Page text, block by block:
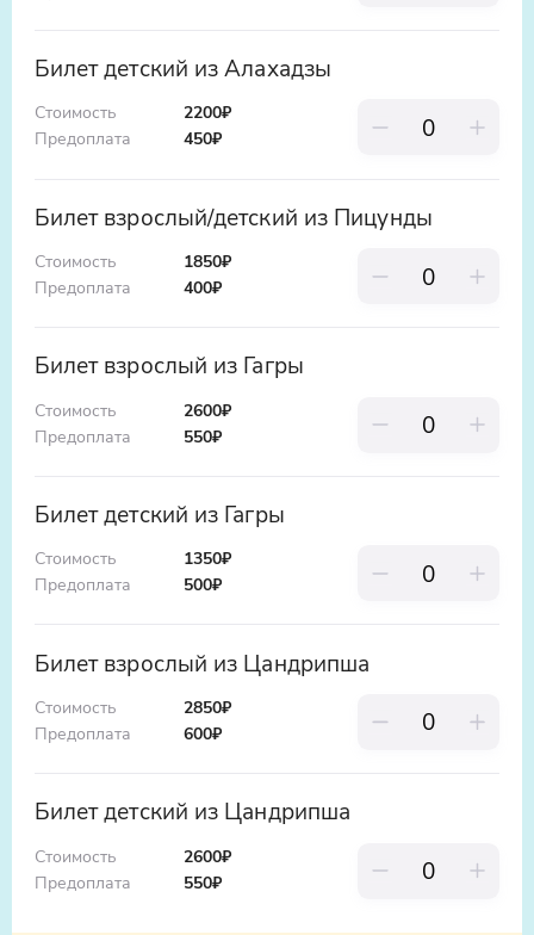
Билет детский из Алахадзы
Стоимость
Предоплата
2200₽
450₽
Билет взрослый/детский из Пицунды
Стоимость
Предоплата
1850₽
400₽
Билет взрослый из Гагры
Стоимость
Предоплата
2600₽
550₽
Билет детский из Гагры
Стоимость
Предоплата
1350₽
500₽
Билет взрослый из Цандрипша
Стоимость
Предоплата
2850₽
600₽
Билет детский из Цандрипша
Стоимость
Предоплата
2600₽
550₽